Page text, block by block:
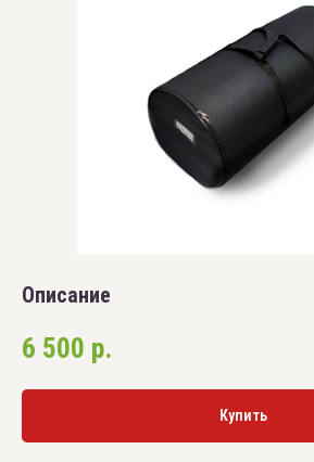
Описание
6 500 р.
Купить